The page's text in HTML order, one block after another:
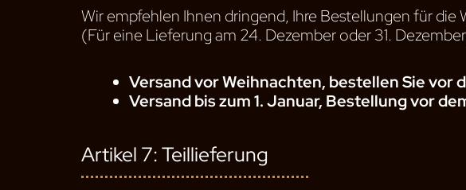
Wir empfehlen Ihnen dringend, Ihre Bestellungen für
(Für eine Lieferung am 24. Dezember oder 31.
Versand vor Weihnachten, bestellen Sie vor
Versand bis zum 1. Januar, Bestellung vor
Artikel 7: Teillieferung